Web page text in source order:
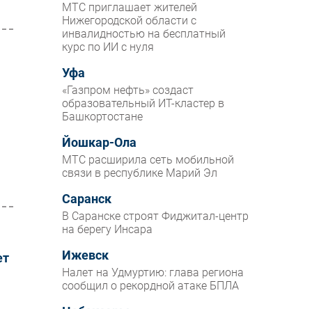
МТС приглашает жителей
Нижегородской области с
инвалидностью на бесплатный
курс по ИИ с нуля
Уфа
«Газпром нефть» создаст
образовательный ИТ-кластер в
Башкортостане
Йошкар-Ола
МТС расширила сеть мобильной
связи в республике Марий Эл
Саранск
В Саранске строят Фиджитал-центр
на берегу Инсара
Ижевск
Налет на Удмуртию: глава региона
сообщил о рекордной атаке БПЛА